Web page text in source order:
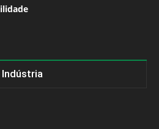
Indústria